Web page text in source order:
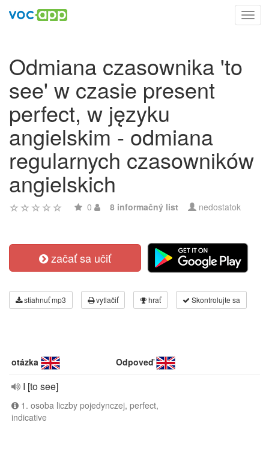
Odmiana czasownika 'to
see' w czasie present
perfect, w języku
angielskim - odmiana
regularnych czasowników
angielskich
0 8 informačný list nedostatok
začať sa učiť
stiahnuť mp3 vytlačiť hrať Skontrolujte sa
otázka Odpoveď
I [to see]
1. osoba liczby pojedynczej, perfect,
indicative